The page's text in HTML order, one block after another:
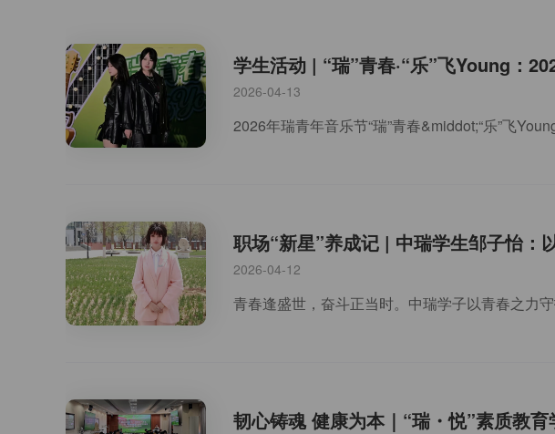
学生活动 | “瑞”青春·“乐”飞Young：
2026-04-13
职场“新星”养成记 | 中瑞学生邹子怡：
2026-04-12
韧心铸魂 健康为本｜“瑞・悦”素质教